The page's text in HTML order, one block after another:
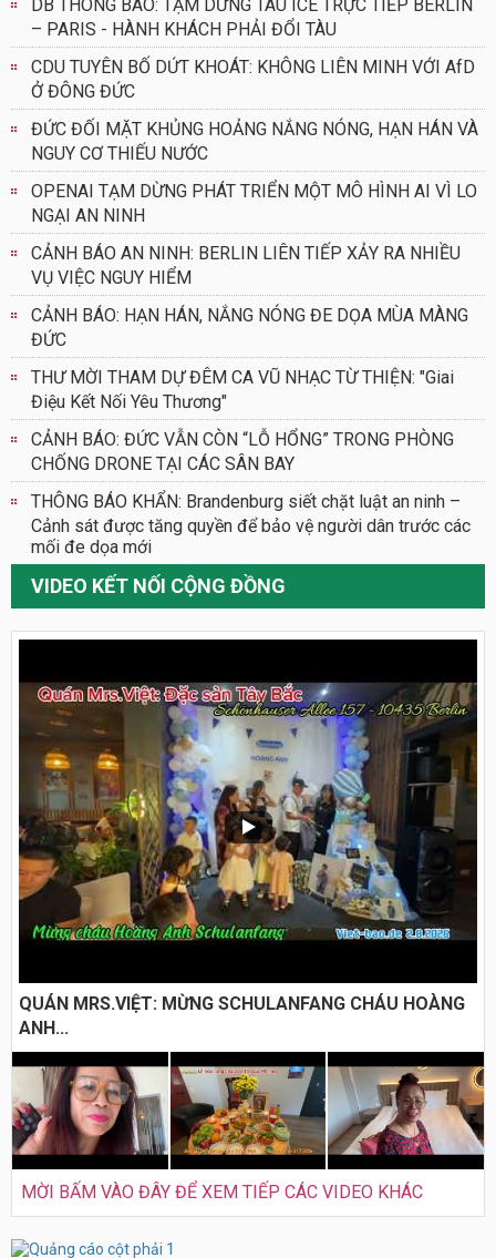
DB THÔNG BÁO: TẠM DỪNG TÀU ICE TRỰC TIẾP BERLIN
– PARIS - HÀNH KHÁCH PHẢI ĐỔI TÀU
CDU TUYÊN BỐ DỨT KHOÁT: KHÔNG LIÊN MINH VỚI AfD
Ở ĐÔNG ĐỨC
ĐỨC ĐỐI MẶT KHỦNG HOẢNG NẮNG NÓNG, HẠN HÁN VÀ
NGUY CƠ THIẾU NƯỚC
OPENAI TẠM DỪNG PHÁT TRIỂN MỘT MÔ HÌNH AI VÌ LO
NGẠI AN NINH
CẢNH BÁO AN NINH: BERLIN LIÊN TIẾP XẢY RA NHIỀU
VỤ VIỆC NGUY HIỂM
CẢNH BÁO: HẠN HÁN, NẮNG NÓNG ĐE DỌA MÙA MÀNG
ĐỨC
THƯ MỜI THAM DỰ ĐÊM CA VŨ NHẠC TỪ THIỆN: "Giai
Điệu Kết Nối Yêu Thương"
CẢNH BÁO: ĐỨC VẪN CÒN “LỖ HỔNG” TRONG PHÒNG
CHỐNG DRONE TẠI CÁC SÂN BAY
THÔNG BÁO KHẨN: Brandenburg siết chặt luật an ninh –
Cảnh sát được tăng quyền để bảo vệ người dân trước các
mối đe dọa mới
VIDEO KẾT NỐI CỘNG ĐỒNG
QUÁN MRS.VIỆT: MỪNG SCHULANFANG CHÁU HOÀNG
ANH...
MỜI BẤM VÀO ĐÂY ĐỂ XEM TIẾP CÁC VIDEO KHÁC